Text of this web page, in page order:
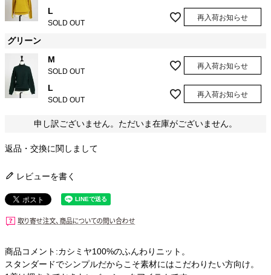
L
SOLD OUT
再入荷お知らせ
グリーン
M
SOLD OUT
再入荷お知らせ
L
SOLD OUT
再入荷お知らせ
申し訳ございません。ただいま在庫がございません。
返品・交換に関しまして
レビューを書く
商品コメント:カシミヤ100%のふんわりニット。
スタンダードでシンプルだからこそ素材にはこだわりたい方向け。